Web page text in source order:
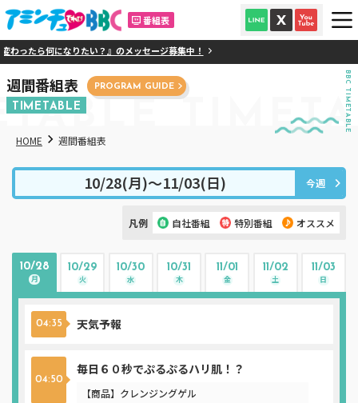
番組表
たら何になりたい？』のメッセージ募集中！
週間番組表 PROGRAM GUIDE
TIMETABLE BBC TIMETABLE
HOME 週間番組表
10/28(月)〜11/03(日) 今週
凡例 自社番組 特別番組 オススメ
10/28
月
10/29
火
10/30
水
10/31
木
11/01
金
11/02
土
11/03
日
04:35 天気予報
04:50
毎日６０秒でぷるぷるハリ肌！？
【商品】クレンジングゲル